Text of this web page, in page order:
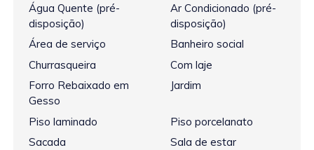
Água Quente (pré-
disposição)
Ar Condicionado (pré-
disposição)
Área de serviço
Banheiro social
Churrasqueira
Com laje
Forro Rebaixado em
Gesso
Jardim
Piso laminado
Piso porcelanato
Sacada
Sala de estar